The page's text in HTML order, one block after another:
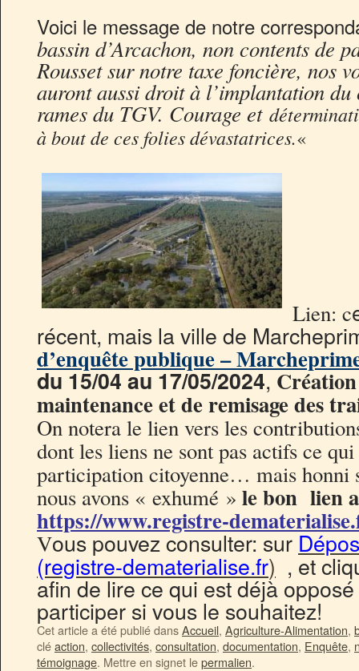
Voici le message de notre
bassin d’Arcachon, non contents de
Rousset sur notre taxe foncière, nos
auront aussi droit à l’implantation du
rames du TGV. Courage et
à bout de ces folies dévastatrices.«
Lien: c
récent, mais la ville de
d’enquête publique –
du 15/04 au 17/05/2024,
maintenance et de remisage des
On notera le lien vers les
dont les liens ne sont pas actifs ce
participation citoyenne… mais honni
nous avons « exhumé » le bon lien
https://www.registre-
Vous pouvez consulter: sur
(registre-dematerialise.fr) , et
afin de lire ce qui est déjà
participer si vous le souhaitez!
Cet article a été publié dansAccueil, Agriculture-Alimentation,
cléaction, collectivités, consultation, documentation, Enquête,
témoignage. Mettre en signet lepermalien.